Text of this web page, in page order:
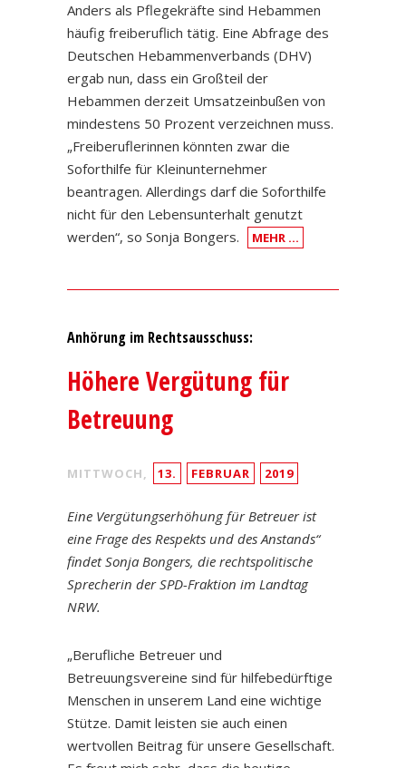
Anders als Pflegekräfte sind Hebammen
häufig freiberuflich tätig. Eine Abfrage des
Deutschen Hebammenverbands (DHV)
ergab nun, dass ein Großteil der
Hebammen derzeit Umsatzeinbußen von
mindestens 50 Prozent verzeichnen muss.
„Freiberuflerinnen könnten zwar die
Soforthilfe für Kleinunternehmer
beantragen. Allerdings darf die Soforthilfe
nicht für den Lebensunterhalt genutzt
werden“, so Sonja Bongers.
MEHR …
Anhörung im Rechtsausschuss:
Höhere Vergütung für
Betreuung
MITTWOCH, 13. FEBRUAR 2019
Eine Vergütungserhöhung für Betreuer ist
eine Frage des Respekts und des Anstands“
findet Sonja Bongers, die rechtspolitische
Sprecherin der SPD-Fraktion im Landtag
NRW.
„Berufliche Betreuer und
Betreuungsvereine sind für hilfebedürftige
Menschen in unserem Land eine wichtige
Stütze. Damit leisten sie auch einen
wertvollen Beitrag für unsere Gesellschaft.